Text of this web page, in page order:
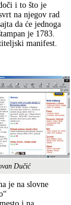
i to što je
na njegov rad
da će jednoga
je 1783.
manifest.
Dučić
je na slovne